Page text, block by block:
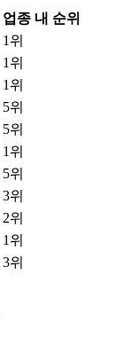
업종 내 순위
1위
1위
1위
5위
5위
1위
5위
3위
2위
1위
3위